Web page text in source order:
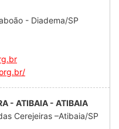
- Diadema/SP
- ATIBAIA - ATIBAIA
Cerejeiras –Atibaia/SP